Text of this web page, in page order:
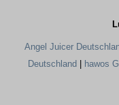
Angel Juicer
Deutschland
hawos